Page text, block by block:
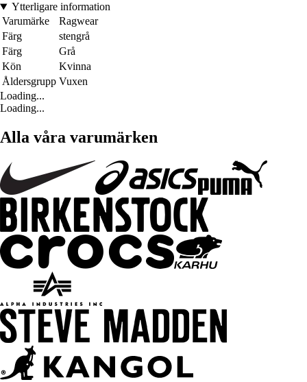
Ytterligare information
Varumärke
Ragwear
Färg
stengrå
Färg
Grå
Kön
Kvinna
Åldersgrupp Vuxen
Loading...
Loading...
Alla våra varumärken